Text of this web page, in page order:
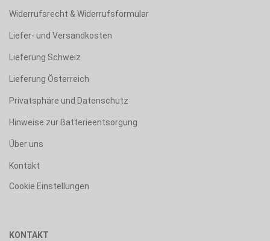
Widerrufsrecht & Widerrufsformular
Liefer- und Versandkosten
Lieferung Schweiz
Lieferung Österreich
Privatsphäre und Datenschutz
Hinweise zur Batterieentsorgung
Über uns
Kontakt
Cookie Einstellungen
KONTAKT